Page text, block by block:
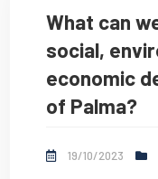
What can
social,
economic
of Palma?
19/10/2023